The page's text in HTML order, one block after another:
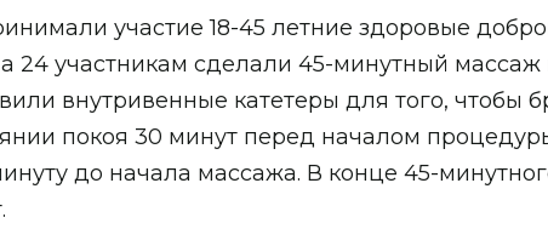
участие 18-45 летние здоровые
24 участникам сделали 45-минутный массаж
внутривенные катетеры для того, чтобы
покоя 30 минут перед началом
до начала массажа. В конце 45-